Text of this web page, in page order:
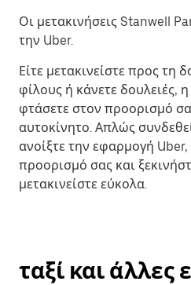
Οι μετακινήσεις Stanwell
την Uber.
Είτε μετακινείστε προς τη
φίλους ή κάνετε δουλειές,
φτάσετε στον προορισμό
αυτοκίνητο. Απλώς
ανοίξτε την εφαρμογή
προορισμό σας και
μετακινείστε εύκολα.
ταξί και άλλες